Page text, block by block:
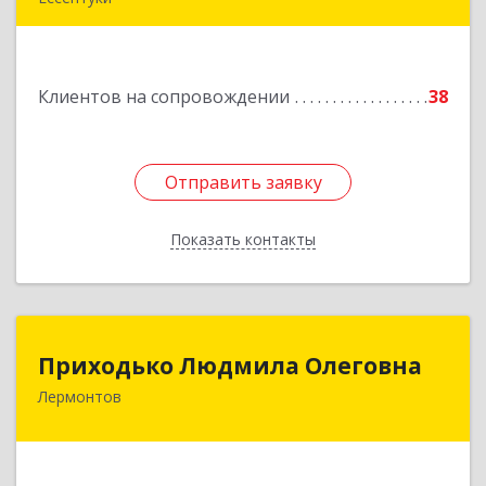
Клиентов на сопровождении 38
Отправить заявку
Показать контакты
Отправить заявку
Назад
Приходько Людмила Олеговна
Лермонтов
357341, Лермонтов г, П.Лумумбы ул, дом №